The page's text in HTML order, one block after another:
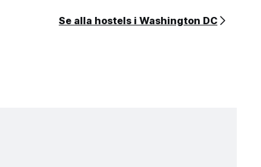
Se alla hostels i Washington DC